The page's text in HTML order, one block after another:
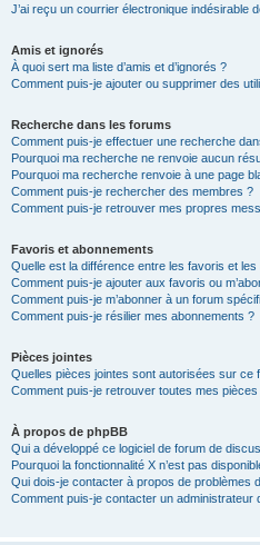
J’ai reçu un courrier électronique indésirable
Amis et ignorés
À quoi sert ma liste d’amis et d’ignorés ?
Comment puis-je ajouter ou supprimer des
Recherche dans les forums
Comment puis-je effectuer une recherche
Pourquoi ma recherche ne renvoie aucun
Pourquoi ma recherche renvoie à une page
Comment puis-je rechercher des membres ?
Comment puis-je retrouver mes propres
Favoris et abonnements
Quelle est la différence entre les favoris et
Comment puis-je ajouter aux favoris ou
Comment puis-je m’abonner à un forum
Comment puis-je résilier mes abonnements ?
Pièces jointes
Quelles pièces jointes sont autorisées sur ce
Comment puis-je retrouver toutes mes pièces
À propos de phpBB
Qui a développé ce logiciel de forum de
Pourquoi la fonctionnalité X n’est pas
Qui dois-je contacter à propos de problèmes
Comment puis-je contacter un administrateur